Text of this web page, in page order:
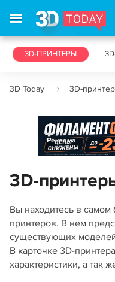
3D-ПРИНТЕРЫ
3D Today 3D-
Реклама
3D-
Вы находитесь в
принтеров. В нем
существующих
В карточке 3D-
характеристики, а так